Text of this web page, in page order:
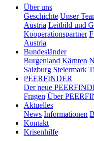
Über uns
Geschichte Unser
Austria Leitbild und
Kooperationspartner
Austria
Bundesländer
Burgenland Kärnten
Salzburg Steiermark
PEERFINDER
Der neue
Fragen Über
Aktuelles
News Informationen
Kontakt
Krisenhilfe